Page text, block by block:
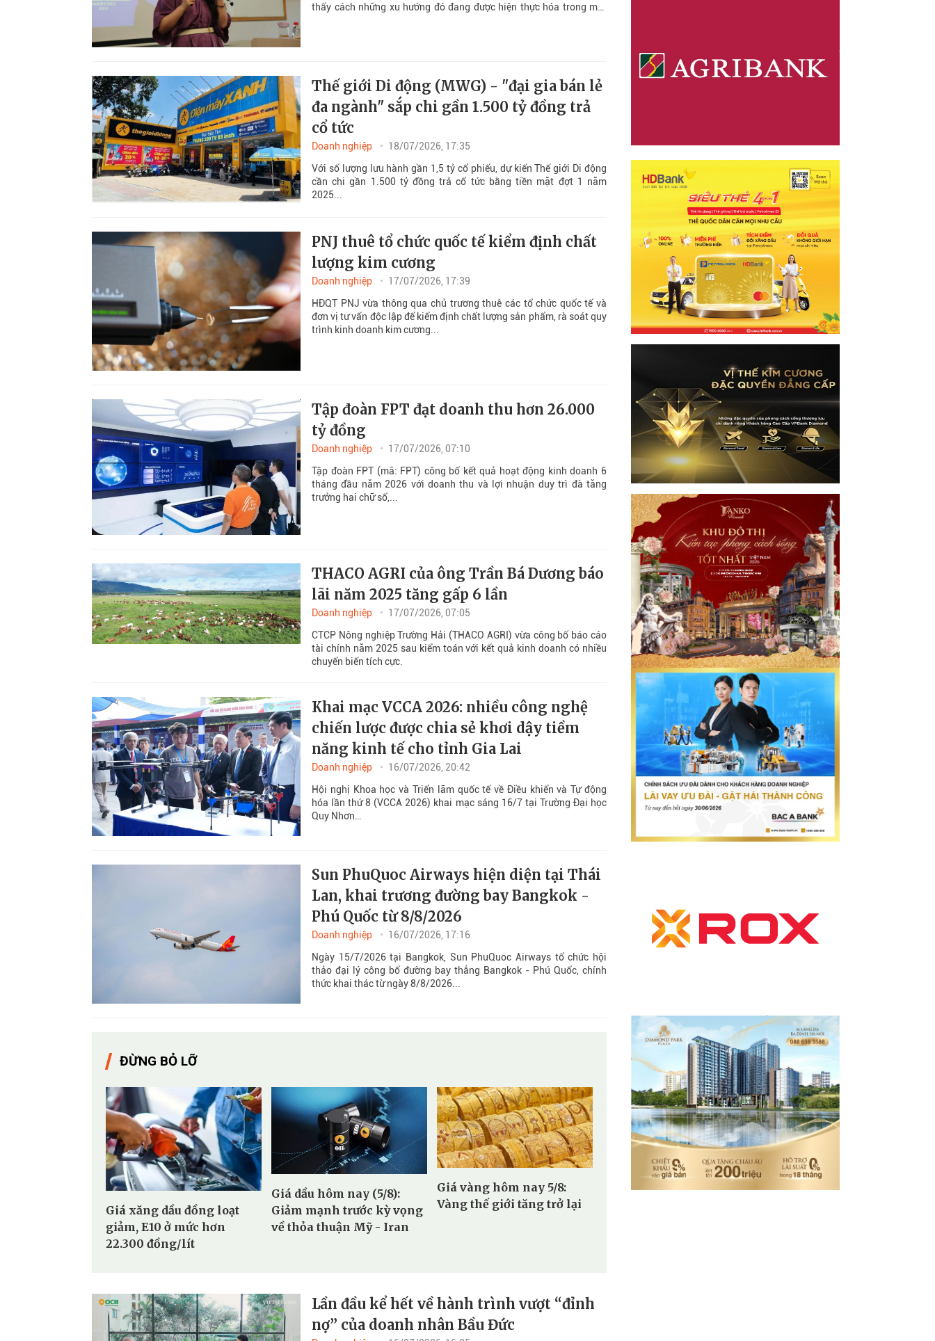
thấy cách những xu hướng đó đang được hiện thực hóa trong một
Thế giới Di động (MWG) - "đại gia bán lẻ
đa ngành" sắp chi gần 1.500 tỷ đồng trả
cổ tức
Doanh nghiệp
18/07/2026, 17:35
Với số lượng lưu hành gần 1,5 tỷ cổ phiếu, dự kiến Thế giới Di động
cần chi gần 1.500 tỷ đồng trả cổ tức bằng tiền mặt đợt 1 năm
2025...
PNJ thuê tổ chức quốc tế kiểm định chất
lượng kim cương
Doanh nghiệp
17/07/2026, 17:39
HĐQT PNJ vừa thông qua chủ trương thuê các tổ chức quốc tế và
đơn vị tư vấn độc lập để kiểm định chất lượng sản phẩm, rà soát quy
trình kinh doanh kim cương...
Tập đoàn FPT đạt doanh thu hơn 26.000
tỷ đồng
Doanh nghiệp
17/07/2026, 07:10
Tập đoàn FPT (mã: FPT) công bố kết quả hoạt động kinh doanh 6
tháng đầu năm 2026 với doanh thu và lợi nhuận duy trì đà tăng
trưởng hai chữ số,...
THACO AGRI của ông Trần Bá Dương báo
lãi năm 2025 tăng gấp 6 lần
Doanh nghiệp
17/07/2026, 07:05
CTCP Nông nghiệp Trường Hải (THACO AGRI) vừa công bố báo cáo
tài chính năm 2025 sau kiểm toán với kết quả kinh doanh có nhiều
chuyển biến tích cực.
Khai mạc VCCA 2026: nhiều công nghệ
chiến lược được chia sẻ khơi dậy tiềm
năng kinh tế cho tỉnh Gia Lai
Doanh nghiệp
16/07/2026, 20:42
Hội nghị Khoa học và Triển lãm quốc tế về Điều khiển và Tự động
hóa lần thứ 8 (VCCA 2026) khai mạc sáng 16/7 tại Trường Đại học
Quy Nhơn…
Sun PhuQuoc Airways hiện diện tại Thái
Lan, khai trương đường bay Bangkok -
Phú Quốc từ 8/8/2026
Doanh nghiệp
16/07/2026, 17:16
Ngày 15/7/2026 tại Bangkok, Sun PhuQuoc Airways tổ chức hội
thảo đại lý công bố đường bay thẳng Bangkok - Phú Quốc, chính
thức khai thác từ ngày 8/8/2026...
ĐỪNG BỎ LỠ
Giá xăng dầu đồng loạt
giảm, E10 ở mức hơn
22.300 đồng/lít
Giá dầu hôm nay (5/8):
Giảm mạnh trước kỳ vọng
về thỏa thuận Mỹ - Iran
Giá vàng hôm nay 5/8:
Vàng thế giới tăng trở lại
Lần đầu kể hết về hành trình vượt “đỉnh
nợ” của doanh nhân Bầu Đức